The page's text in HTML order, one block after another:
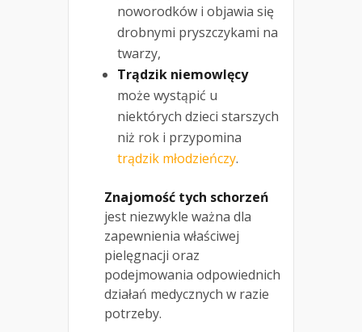
noworodków i objawia się
drobnymi pryszczykami na
twarzy,
Trądzik niemowlęcy
może wystąpić u
niektórych dzieci starszych
niż rok i przypomina
trądzik młodzieńczy.
Znajomość tych schorzeń
jest niezwykle ważna dla
zapewnienia właściwej
pielęgnacji oraz
podejmowania odpowiednich
działań medycznych w razie
potrzeby.